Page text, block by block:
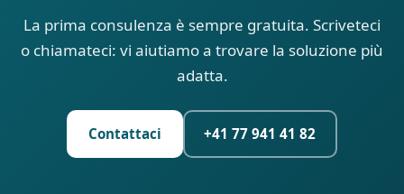
La prima consulenza è sempre gratuita. Scriveteci
o chiamateci: vi aiutiamo a trovare la soluzione più
adatta.
Contattaci +41 77 941 41 82